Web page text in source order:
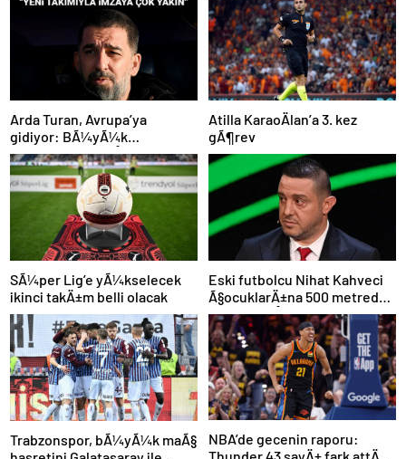
Arda Turan, Avrupa’ya
gidiyor: BÃ¼yÃ¼k
Ã¶lÃ§Ã¼de anlaÅmaya
varÄ±ldÄ±
Atilla KaraoÄlan’a 3. kez
gÃ¶rev
SÃ¼per Lig’e yÃ¼kselecek
ikinci takÄ±m belli olacak
Eski futbolcu Nihat Kahveci
Ã§ocuklarÄ±na 500 metreden
fazla yaklaÅamayacak
Trabzonspor, bÃ¼yÃ¼k maÃ§
NBA’de gecenin raporu: